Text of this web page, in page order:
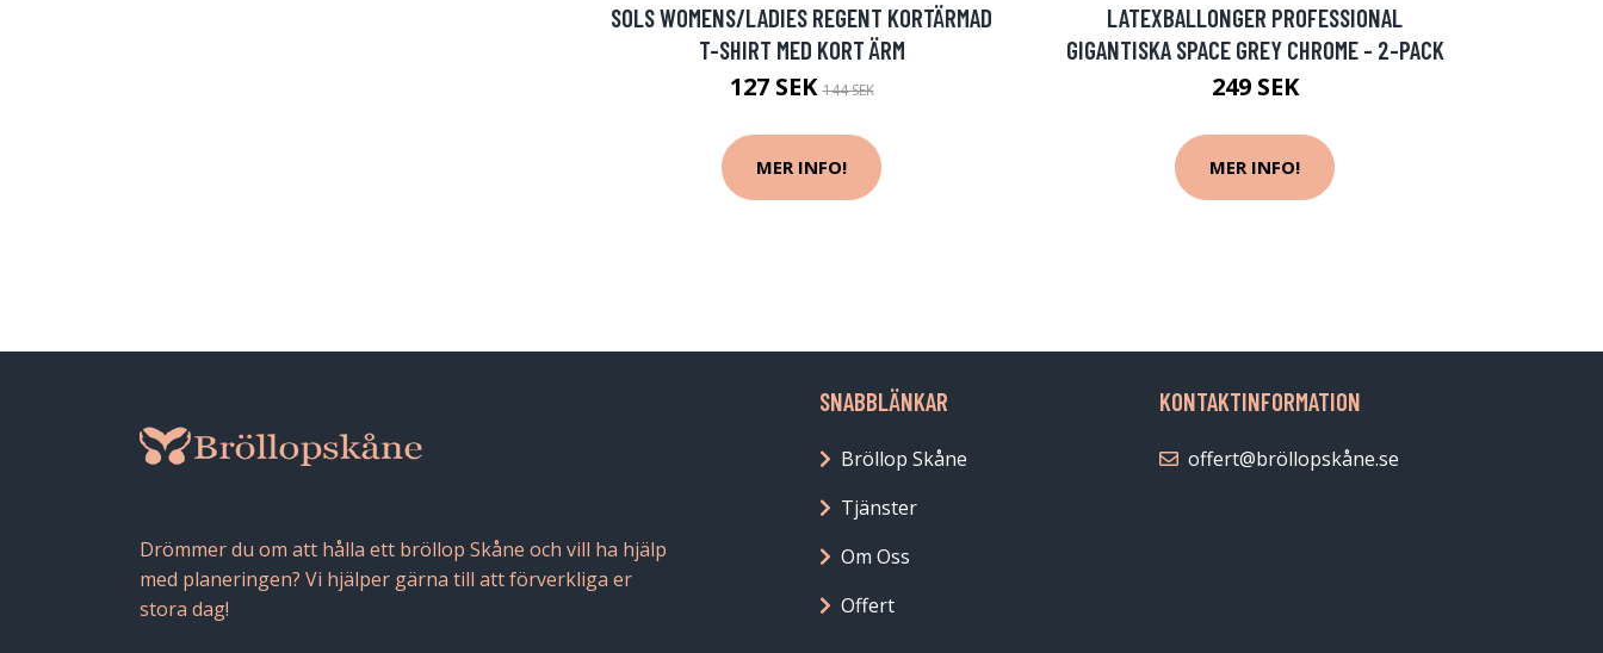
SOLS WOMENS/LADIES REGENT KORTÄRMAD
T-SHIRT MED KORT ÄRM
127 SEK144 SEK
MER INFO!
LATEXBALLONGER PROFESSIONAL
GIGANTISKA SPACE GREY CHROME - 2-PACK
249 SEK
MER INFO!
Drömmer du om att hålla ett bröllop Skåne och vill ha hjälp
med planeringen? Vi hjälper gärna till att förverkliga er
stora dag!
SNABBLÄNKAR
Bröllop Skåne
Tjänster
Om Oss
Offert
KONTAKTINFORMATION
offert@bröllopskåne.se